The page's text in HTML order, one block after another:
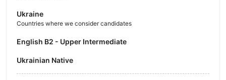
Ukraine
Countries where we consider candidates
English B2 - Upper Intermediate
Ukrainian Native